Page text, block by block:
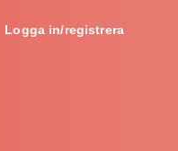
Logga in/registrera